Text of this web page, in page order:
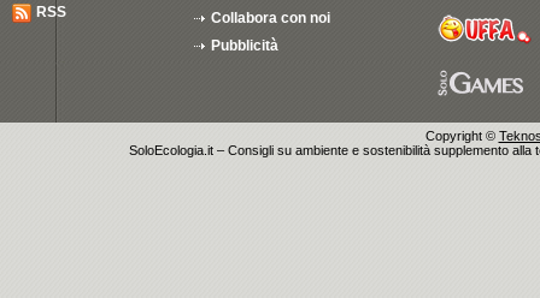
RSS
Collabora con noi
Pubblicità
Copyright ©
SoloEcologia.it – Consigli su ambiente e sostenibilità supplemento